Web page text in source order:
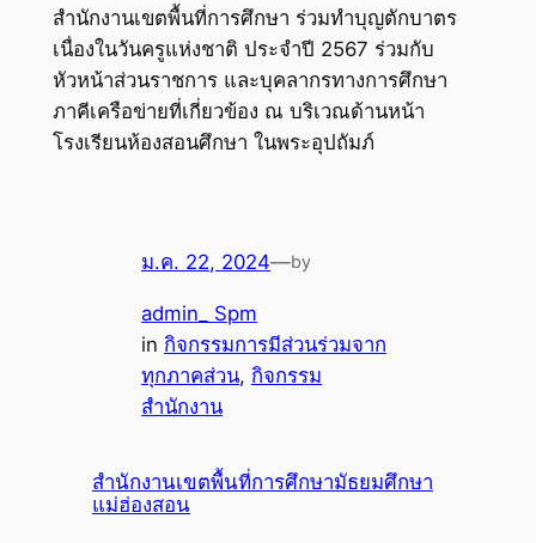
สำนักงานเขตพื้นที่การศึกษา ร่วมทำบุญตักบาตร
เนื่องในวันครูแห่งชาติ ประจำปี 2567 ร่วมกับ
หัวหน้าส่วนราชการ และบุคลากรทางการศึกษา
ภาคีเครือข่ายที่เกี่ยวข้อง ณ บริเวณด้านหน้า
โรงเรียนห้องสอนศึกษา ในพระอุปถัมภ์
ม.ค. 22, 2024—by
admin_ Spm
in กิจกรรมการมีส่วนร่วมจาก
ทุกภาคส่วน, กิจกรรม
สำนักงาน
สำนักงานเขตพื้นที่การศึกษามัธยมศึกษา
แม่ฮ่องสอน